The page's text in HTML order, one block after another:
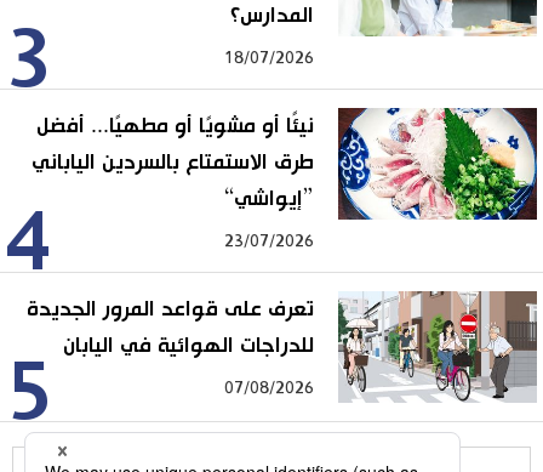
3
المدارس؟
18/07/2026
4
نيئًا أو مشويًا أو مطهيًا... أفضل
طرق الاستمتاع بالسردين الياباني
”إيواشي“
23/07/2026
5
تعرف على قواعد المرور الجديدة
للدراجات الهوائية في اليابان
07/08/2026